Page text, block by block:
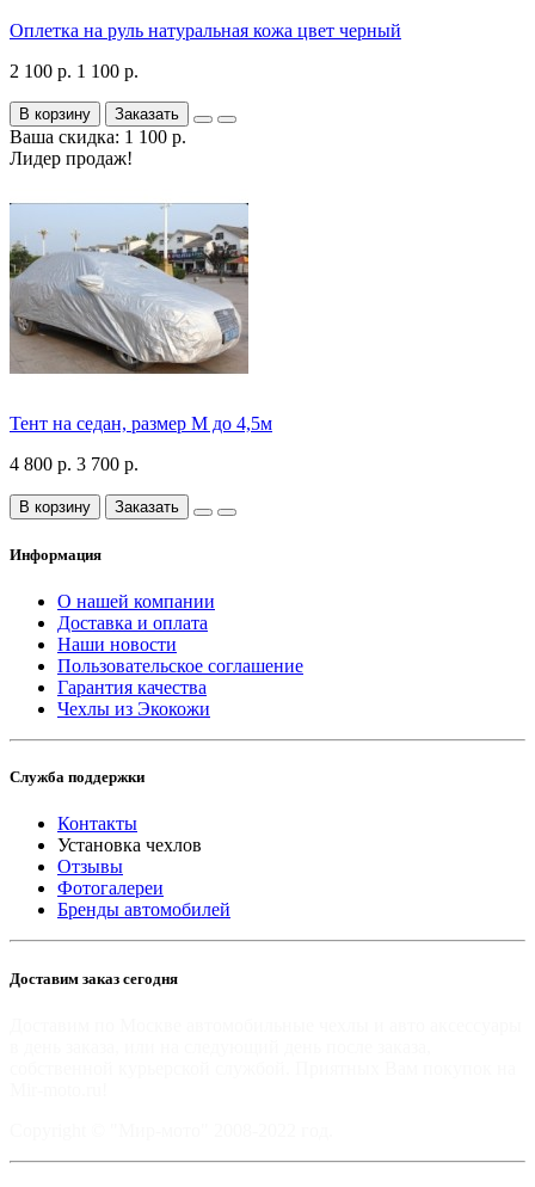
Оплетка на руль натуральная кожа цвет черный
2 100 р. 1 100 р.
В корзину Заказать
Ваша скидка: 1 100 р.
Лидер продаж!
Тент на седан, размер М до 4,5м
4 800 р. 3 700 р.
В корзину Заказать
Информация
О нашей компании
Доставка и оплата
Наши новости
Пользовательское соглашение
Гарантия качества
Чехлы из Экокожи
Служба поддержки
Контакты
Установка чехлов
Отзывы
Фотогалереи
Бренды автомобилей
Доставим заказ сегодня